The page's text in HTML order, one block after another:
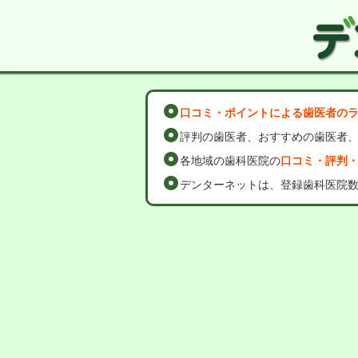
口コミ・ポイントによる歯医者の
評判の歯医者、おすすめの歯医者
各地域の歯科医院の口コミ・評判
デンターネットは、登録歯科医院